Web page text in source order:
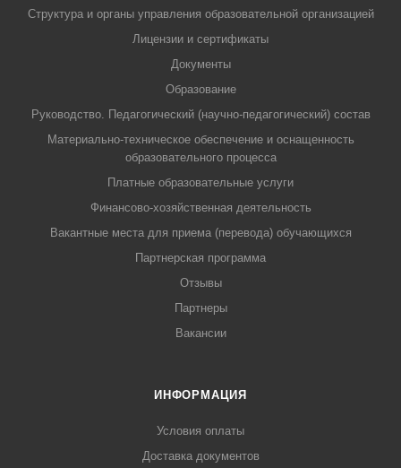
Структура и органы управления образовательной организацией
Лицензии и сертификаты
Документы
Образование
Руководство. Педагогический (научно-педагогический) состав
Материально-техническое обеспечение и оснащенность
образовательного процесса
Платные образовательные услуги
Финансово-хозяйственная деятельность
Вакантные места для приема (перевода) обучающихся
Партнерская программа
Отзывы
Партнеры
Вакансии
ИНФОРМАЦИЯ
Условия оплаты
Доставка документов